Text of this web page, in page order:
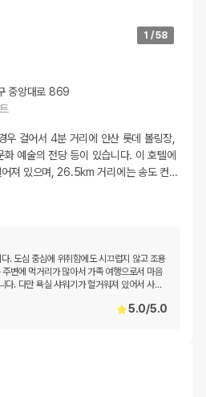
1 /58
중앙대로 869
우 걸어서 4분 거리에 안산 롯데 볼링장,
예술의 전당 등이 있습니다. 이 호텔에
져 있으며, 26.5km 거리에는 송도 컨…
. 도심 중심에 위취함에도 시끄럽지 않고 조용
변에 먹거리가 많아서 가족 여행으로서 마음
다. 다만 욕실 샤워기가 헐거워져 있어서 사…
5.0/5.0